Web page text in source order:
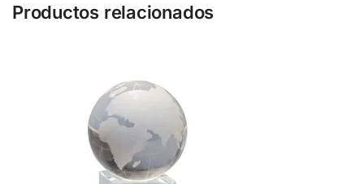
Productos relacionados